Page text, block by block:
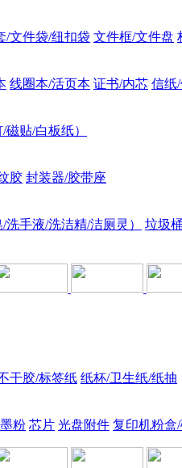
/文件袋/纽扣袋 文件框/文件盘
线圈本/活页本 证书/内芯 信纸
贴/白板纸）
胶 封装器/胶带座
手液/洗洁精/洁厕灵）
垃圾
干胶/标签纸 纸杯/卫生纸/纸抽
墨粉 芯片 光盘附件 复印机粉盒